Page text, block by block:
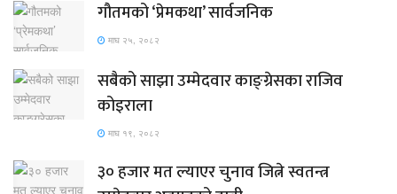
गौतमको ‘प्रेमकथा’ सार्वजनिक
माघ २५, २०८२
सबैको साझा उम्मेदवार काङ्ग्रेसका राजिव
कोइराला
माघ १९, २०८२
३० हजार मत ल्याएर चुनाव जित्ने स्वतन्त्र